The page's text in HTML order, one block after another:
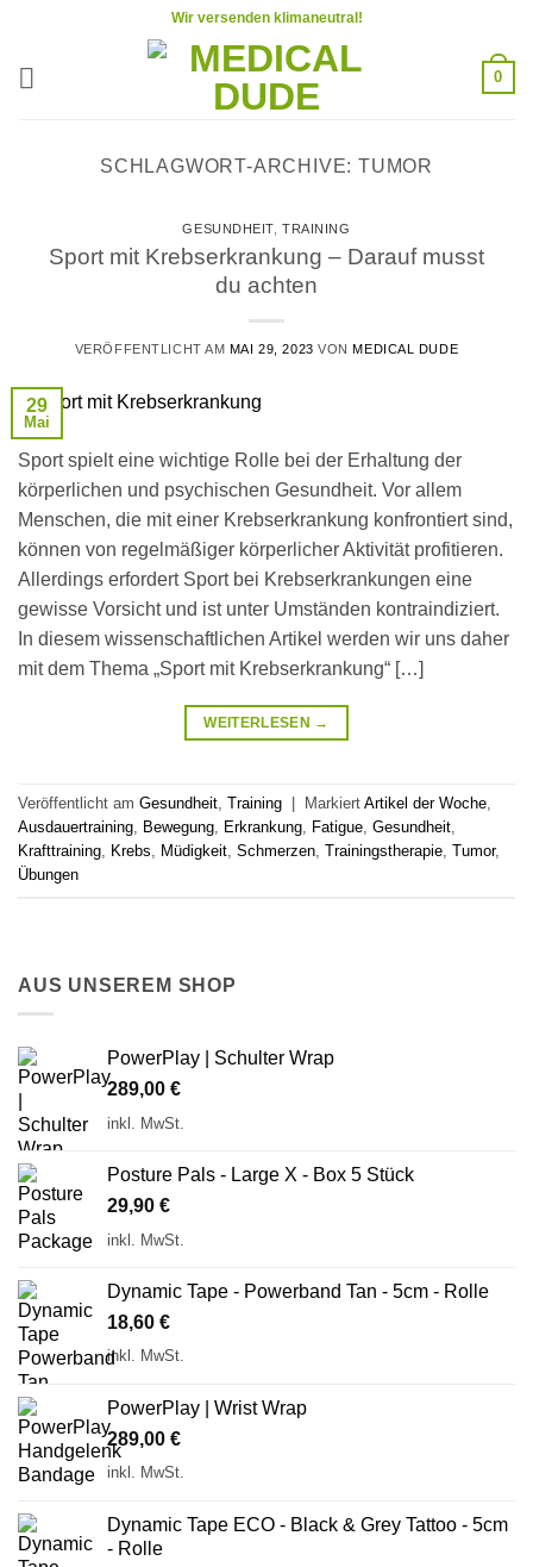
springen
Wir versenden klimaneutral!
0
SCHLAGWORT-ARCHIVE: TUMOR
GESUNDHEIT ,TRAINING
Sport mit Krebserkrankung – Darauf musst
du achten
VERÖFFENTLICHT AM MAI 29, 2023 VONMEDICAL DUDE
29
Mai
Sport spielt eine wichtige Rolle bei der Erhaltung der
körperlichen und psychischen Gesundheit. Vor allem
Menschen, die mit einer Krebserkrankung konfrontiert sind,
können von regelmäßiger körperlicher Aktivität profitieren.
Allerdings erfordert Sport bei Krebserkrankungen eine
gewisse Vorsicht und ist unter Umständen kontraindiziert.
In diesem wissenschaftlichen Artikel werden wir uns daher
mit dem Thema „Sport mit Krebserkrankung“ […]
WEITERLESEN →
Veröffentlicht am Gesundheit, Training Markiert Artikel der Woche,
Ausdauertraining, Bewegung, Erkrankung, Fatigue, Gesundheit,
Krafttraining, Krebs, Müdigkeit, Schmerzen, Trainingstherapie, Tumor,
Übungen
AUS UNSEREM SHOP
PowerPlay | Schulter Wrap
289,00 €
inkl. MwSt.
Posture Pals - Large X - Box 5 Stück
29,90 €
inkl. MwSt.
Dynamic Tape - Powerband Tan - 5cm - Rolle
18,60 €
inkl. MwSt.
PowerPlay | Wrist Wrap
289,00 €
inkl. MwSt.
Dynamic Tape ECO - Black & Grey Tattoo - 5cm
- Rolle